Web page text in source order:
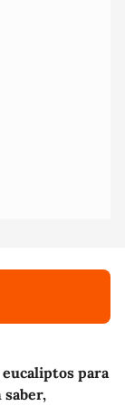
para
saber,